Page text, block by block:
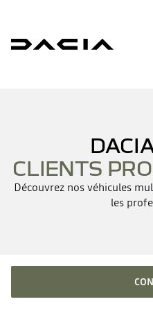
CLIENTS
Découvrez nos véhicules
les